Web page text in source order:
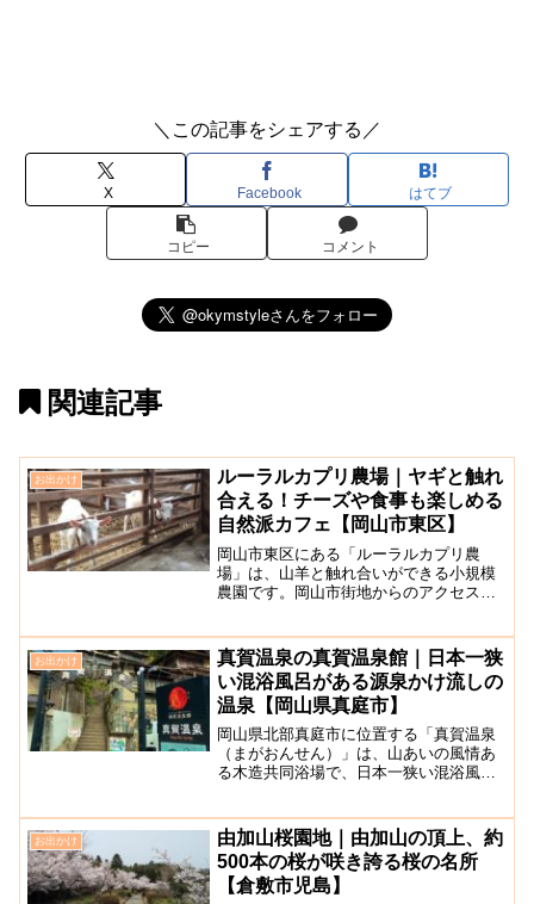
＼この記事をシェアする／
X Facebook はてブ
コピー コメント
関連記事
お出かけ
ルーラルカプリ農場｜ヤギと触れ
合える！チーズや食事も楽しめる
自然派カフェ【岡山市東区】
岡山市東区にある「ルーラルカプリ農
場」は、山羊と触れ合いができる小規模
農園です。岡山市街地からのアクセスも
内には、オープンテラスレストランやシ
ョップ、バーベキュースペー...
お出かけ
真賀温泉の真賀温泉館｜日本一狭
い混浴風呂がある源泉かけ流しの
温泉【岡山県真庭市】
岡山県北部真庭市に位置する「真賀温泉
（まがおんせん）」は、山あいの風情あ
る木造共同浴場で、日本一狭い混浴風呂
湯原インターから車で15分ほどで到着し
ます。2軒の旅館と共同...
お出かけ
由加山桜園地｜由加山の頂上、約
500本の桜が咲き誇る桜の名所
【倉敷市児島】